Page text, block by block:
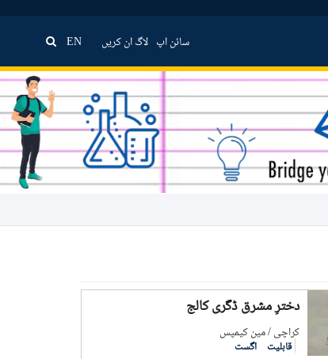
سائن اپ لاگ ان کریں EN
دخترِ مشرق ڈگری کالج
کراچی / مین کیمپس
قابلیت اگست